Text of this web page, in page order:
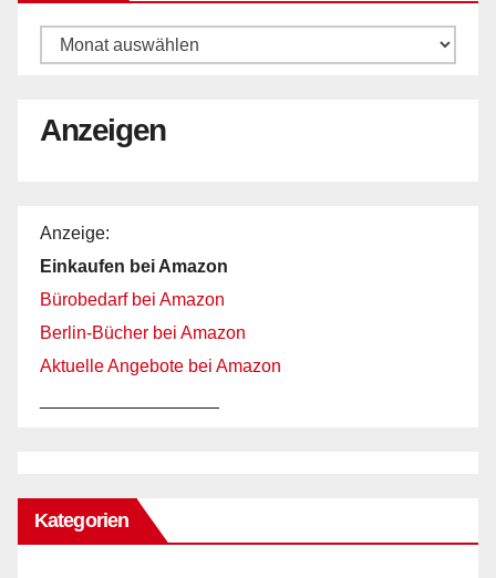
Archiv
Anzeigen
Anzeige:
Einkaufen bei Amazon
Bürobedarf bei Amazon
Berlin-Bücher bei Amazon
Aktuelle Angebote bei Amazon
Kategorien